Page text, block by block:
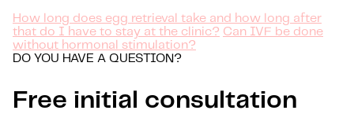
How long does egg retrieval take and how long after
that do I have to stay at the clinic? Can IVF be done
without hormonal stimulation?
DO YOU HAVE A QUESTION?
Free initial consultation